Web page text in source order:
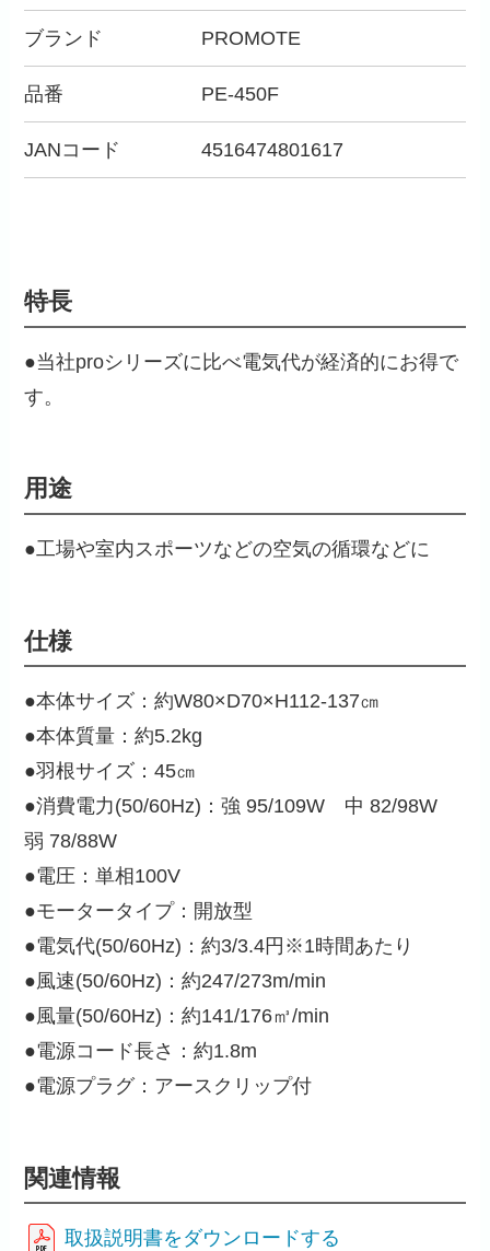
ブランド PROMOTE
品番 PE-450F
JANコード 4516474801617
特長
●当社proシリーズに比べ電気代が経済的にお得で
す。
用途
●工場や室内スポーツなどの空気の循環などに
仕様
●本体サイズ：約W80×D70×H112-137㎝
●本体質量：約5.2kg
●羽根サイズ：45㎝
●消費電力(50/60Hz)：強 95/109W 中 82/98W
弱 78/88W
●電圧：単相100V
●モータータイプ：開放型
●電気代(50/60Hz)：約3/3.4円※1時間あたり
●風速(50/60Hz)：約247/273m/min
●風量(50/60Hz)：約141/176㎥/min
●電源コード長さ：約1.8m
●電源プラグ：アースクリップ付
関連情報
取扱説明書をダウンロードする